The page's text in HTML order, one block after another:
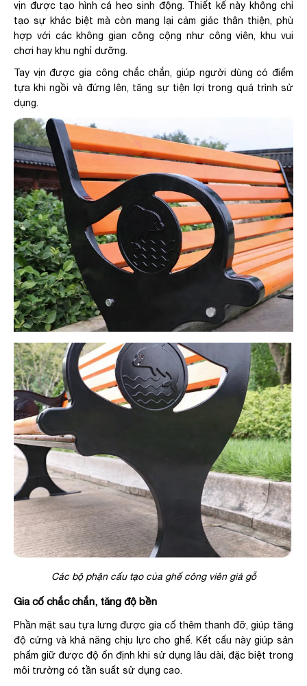
vịn được tạo hình cá heo sinh động. Thiết kế này không chỉ
tạo sự khác biệt mà còn mang lại cảm giác thân thiện, phù
hợp với các không gian công cộng như công viên, khu vui
chơi hay khu nghỉ dưỡng.
Tay vịn được gia công chắc chắn, giúp người dùng có điểm
tựa khi ngồi và đứng lên, tăng sự tiện lợi trong quá trình sử
dụng.
Các bộ phận cấu tạo của ghế công viên giả gỗ
Gia cố chắc chắn, tăng độ bền
Phần mặt sau tựa lưng được gia cố thêm thanh đỡ, giúp tăng
độ cứng và khả năng chịu lực cho ghế. Kết cấu này giúp sản
phẩm giữ được độ ổn định khi sử dụng lâu dài, đặc biệt trong
môi trường có tần suất sử dụng cao.